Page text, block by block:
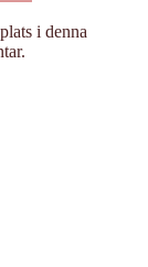
i denna